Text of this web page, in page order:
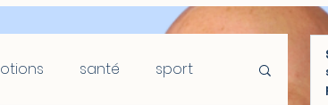
santé sport